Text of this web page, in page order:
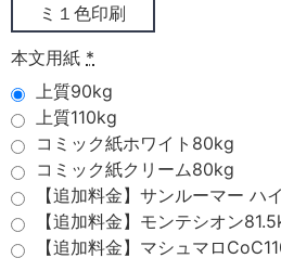
ミ１色印刷
本文用紙 *
上質90kg
上質110kg
コミック紙ホワイト80kg
コミック紙クリーム80kg
【追加料金】サンルーマー ハ
【追加料金】モンテシオン
【追加料金】マシュマロ